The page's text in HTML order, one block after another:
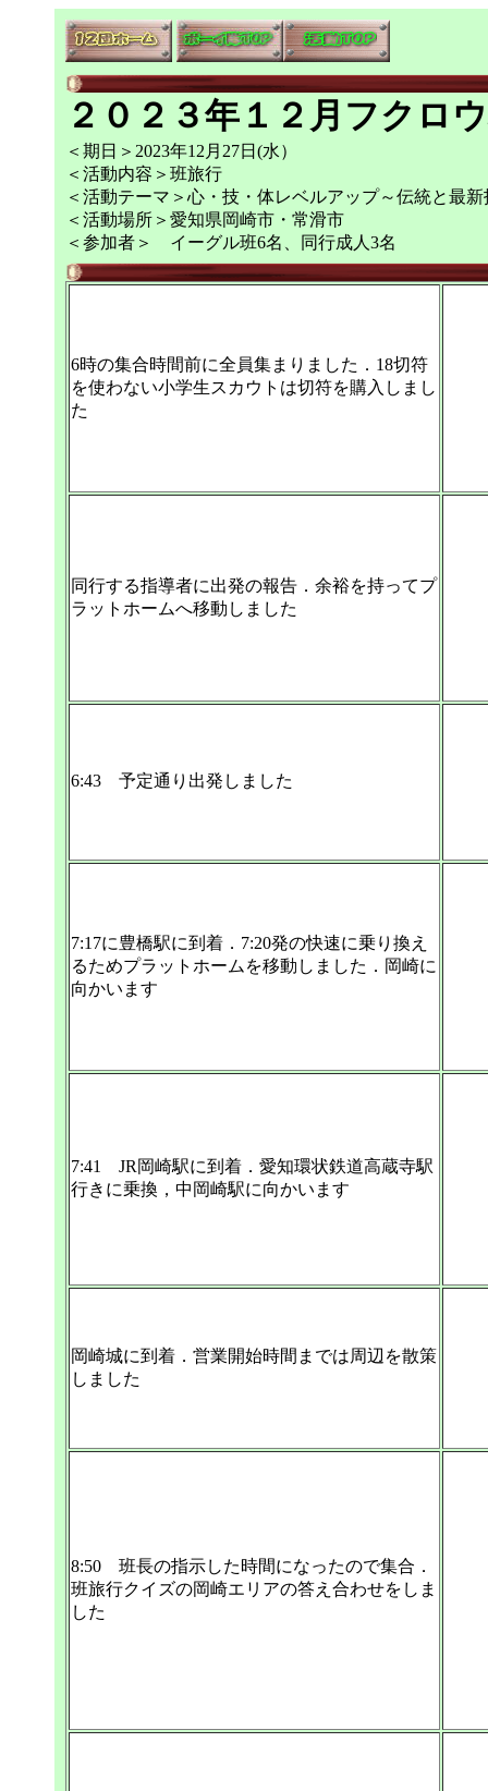
２０２３年１２月フクロ
＜期日＞2023年12月27日(水）
＜活動内容＞班旅行
＜活動テーマ＞心・技・体レベルアップ～伝統と最
＜活動場所＞愛知県岡崎市・常滑市
＜参加者＞ イーグル班6名、同行成人3名
6時の集合時間前に全員集まりました．18切符
を使わない小学生スカウトは切符を購入しまし
た
同行する指導者に出発の報告．余裕を持ってプ
ラットホームへ移動しました
6:43 予定通り出発しました
7:17に豊橋駅に到着．7:20発の快速に乗り換え
るためプラットホームを移動しました．岡崎に
向かいます
7:41 JR岡崎駅に到着．愛知環状鉄道高蔵寺駅
行きに乗換，中岡崎駅に向かいます
岡崎城に到着．営業開始時間までは周辺を散策
しました
8:50 班長の指示した時間になったので集合．
班旅行クイズの岡崎エリアの答え合わせをしま
した